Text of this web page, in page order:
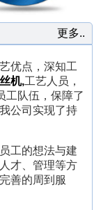
更多..
优点，深知工
机,工艺人员，
工队伍，保障了
公司实现了持
工的想法与建
才、管理等方
善的周到服